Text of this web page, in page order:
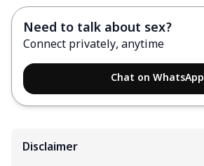
Need to talk about sex?
Connect privately, anytime
Chat on WhatsApp
Disclaimer